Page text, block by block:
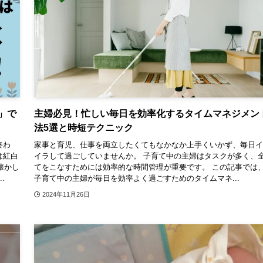
で
わ
紅白
かし
主婦必見！忙しい毎日を効率化するタイムマネジメン
法5選と時短テクニック
家事と育児、仕事を両立したくてもなかなか上手くいかず、毎日
イラして過ごしていませんか。 子育て中の主婦はタスクが多く、
てをこなすためには効率的な時間管理が重要です。 この記事では
子育て中の主婦が毎日を効率よく過ごすためのタイムマネ...
2024年11月26日